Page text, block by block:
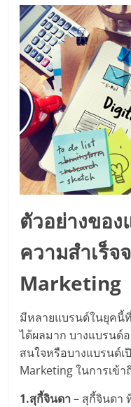
ตัวอย่างขอ
ความสำเร็จ
Marketing
มีหลายแบรนด์ในยุคนี้
ได้ผลมาก บางแบรนด์
สนใจหรือบางแบรนด์เ
Marketing ในการเข้
1.สุกี้จินดา – สุกี้จินดา